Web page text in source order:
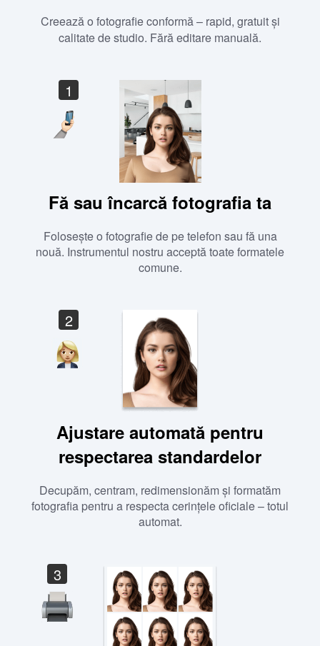
Creează o fotografie conformă – rapid, gratuit și
calitate de studio. Fără editare manuală.
1
Fă sau încarcă fotografia ta
Folosește o fotografie de pe telefon sau fă una
nouă. Instrumentul nostru acceptă toate formatele
comune.
2
Ajustare automată pentru
respectarea standardelor
Decupăm, centram, redimensionăm și formatăm
fotografia pentru a respecta cerințele oficiale – totul
automat.
3